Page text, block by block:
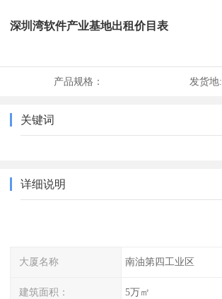
深圳湾软件产业基地出租价目表
产品规格： 发货地:
关键词
详细说明
大厦名称 南油第四工业区
建筑面积： 5万㎡